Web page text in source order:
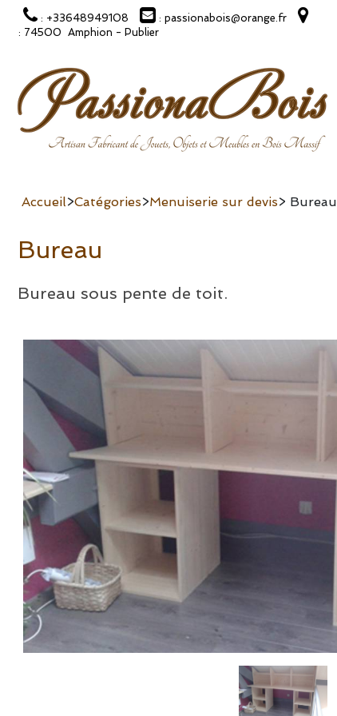
: +33648949108
: passionabois@orange.fr
: 74500 Amphion - Publier
Accueil>Catégories>Menuiserie sur devis> Bureau
Bureau
Bureau sous pente de toit.